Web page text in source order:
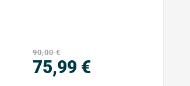
90,00 €
75,99 €